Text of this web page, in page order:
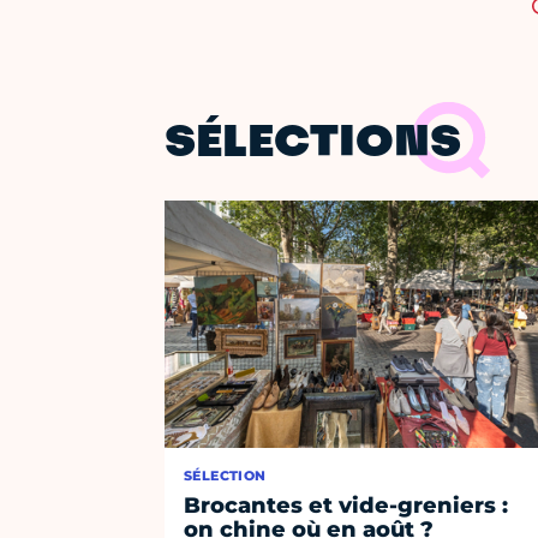
SÉLECTIONS
SÉLECTION
Brocantes et vide-greniers :
on chine où en août ?